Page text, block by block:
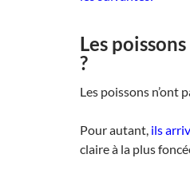
Les
?
Les poissons n’ont
Pour autant, ils
claire à la plus